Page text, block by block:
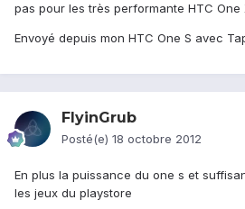
pas pour les très performante HTC One
Envoyé depuis mon HTC One S avec
FlyinGrub
Posté(e) 18 octobre 2012
En plus la puissance du one s et
les jeux du playstore